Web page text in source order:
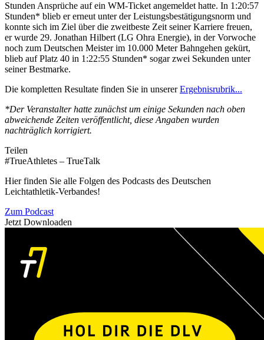
Stunden Ansprüche auf ein WM-Ticket angemeldet hatte. In 1:20:57
Stunden* blieb er erneut unter der Leistungsbestätigungsnorm und
konnte sich im Ziel über die zweitbeste Zeit seiner Karriere freuen,
er wurde 29. Jonathan Hilbert (LG Ohra Energie), in der Vorwoche
noch zum Deutschen Meister im 10.000 Meter Bahngehen gekürt,
blieb auf Platz 40 in 1:22:55 Stunden* sogar zwei Sekunden unter
seiner Bestmarke.
Die kompletten Resultate finden Sie in unsererErgebnisrubrik...
*Der Veranstalter hatte zunächst um einige Sekunden nach oben
abweichende Zeiten veröffentlicht, diese Angaben wurden
nachträglich korrigiert.
Teilen
#TrueAthletes – TrueTalk
Hier finden Sie alle Folgen des Podcasts des Deutschen
Leichtathletik-Verbandes!
Zum Podcast
Jetzt Downloaden